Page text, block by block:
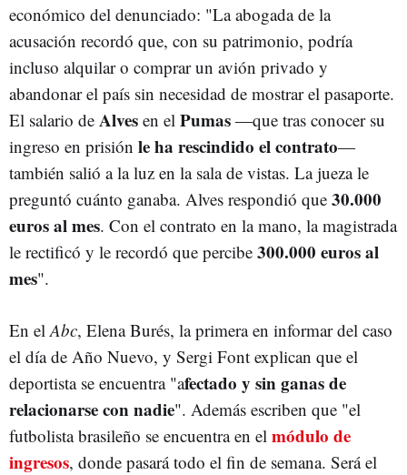
económico del denunciado: "La abogada de la
acusación recordó que, con su patrimonio, podría
incluso alquilar o comprar un avión privado y
abandonar el país sin necesidad de mostrar el pasaporte.
El salario de Alves en el Pumas―que tras conocer su
ingreso en prisión le ha rescindido el contrato―
también salió a la luz en la sala de vistas. La jueza le
preguntó cuánto ganaba. Alves respondió que 30.000
euros al mes. Con el contrato en la mano, la magistrada
le rectificó y le recordó que percibe 300.000 euros al
mes".
En el Abc, Elena Burés, la primera en informar del caso
el día de Año Nuevo, y Sergi Font explican que el
deportista se encuentra "afectado y sin ganas de
relacionarse con nadie". Además escriben que "el
futbolista brasileño se encuentra en el módulo de
ingresos, donde pasará todo el fin de semana. Será el